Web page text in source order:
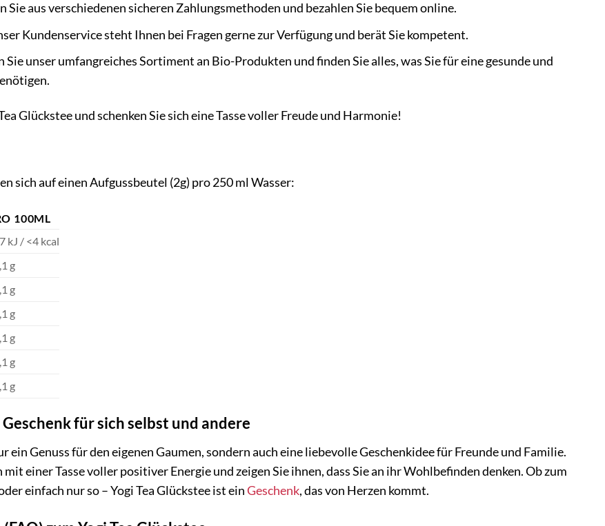
Sie aus verschiedenen sicheren Zahlungsmethoden und bezahlen Sie bequem online.
Kundenservice steht Ihnen bei Fragen gerne zur Verfügung und berät Sie kompetent.
Sie unser umfangreiches Sortiment an Bio-Produkten und finden Sie alles, was Sie für eine gesunde und
Glückstee und schenken Sie sich eine Tasse voller Freude und Harmonie!
sich auf einen Aufgussbeutel (2g) pro 250 ml Wasser:
100ML
kJ / <4 kcal
g
g
g
g
g
g
Geschenk für sich selbst und andere
ein Genuss für den eigenen Gaumen, sondern auch eine liebevolle Geschenkidee für Freunde und Familie.
einer Tasse voller positiver Energie und zeigen Sie ihnen, dass Sie an ihr Wohlbefinden denken. Ob zum
einfach nur so – Yogi Tea Glückstee ist einGeschenk, das von Herzen kommt.